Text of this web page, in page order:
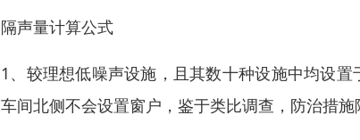
隔声量计算公式
1、较理想低噪声设施，且其数十种设施中均设
车间北侧不会设置窗户，鉴于类比调查，防治措施